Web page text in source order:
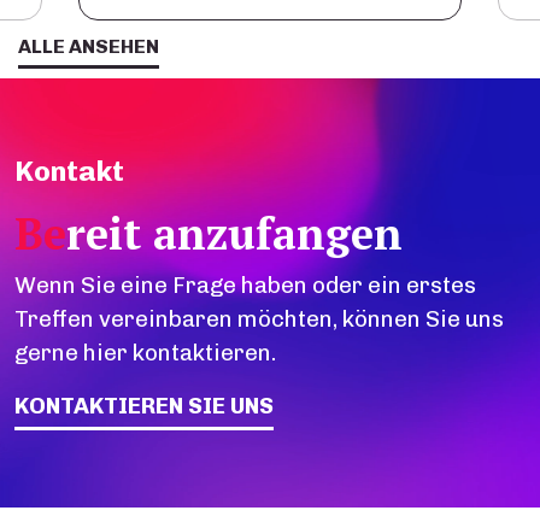
ALLE ANSEHEN
Kontakt
Bereit anzufangen
Wenn Sie eine Frage haben oder ein erstes
Treffen vereinbaren möchten, können Sie uns
gerne hier kontaktieren.
KONTAKTIEREN SIE UNS